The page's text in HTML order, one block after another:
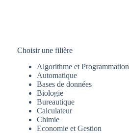
Choisir une filière
Algorithme et Programmation
Automatique
Bases de données
Biologie
Bureautique
Calculateur
Chimie
Economie et Gestion